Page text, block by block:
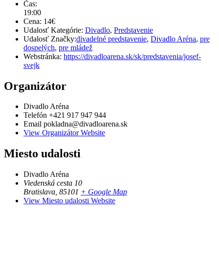
Čas:
19:00
Cena: 14€
Udalosť Kategórie: Divadlo, Predstavenie
Udalosť Značky:divadelné predstavenie, Divadlo Aréna, pre
dospelých, pre mládež
Webstránka: https://divadloarena.sk/sk/predstavenia/josef-
svejk
Organizátor
Divadlo Aréna
Telefón +421 917 947 944
Email pokladna@divadloarena.sk
View Organizátor Website
Miesto udalosti
Divadlo Aréna
Viedenská cesta 10
Bratislava 85101 + Google Map
View Miesto udalosti Website